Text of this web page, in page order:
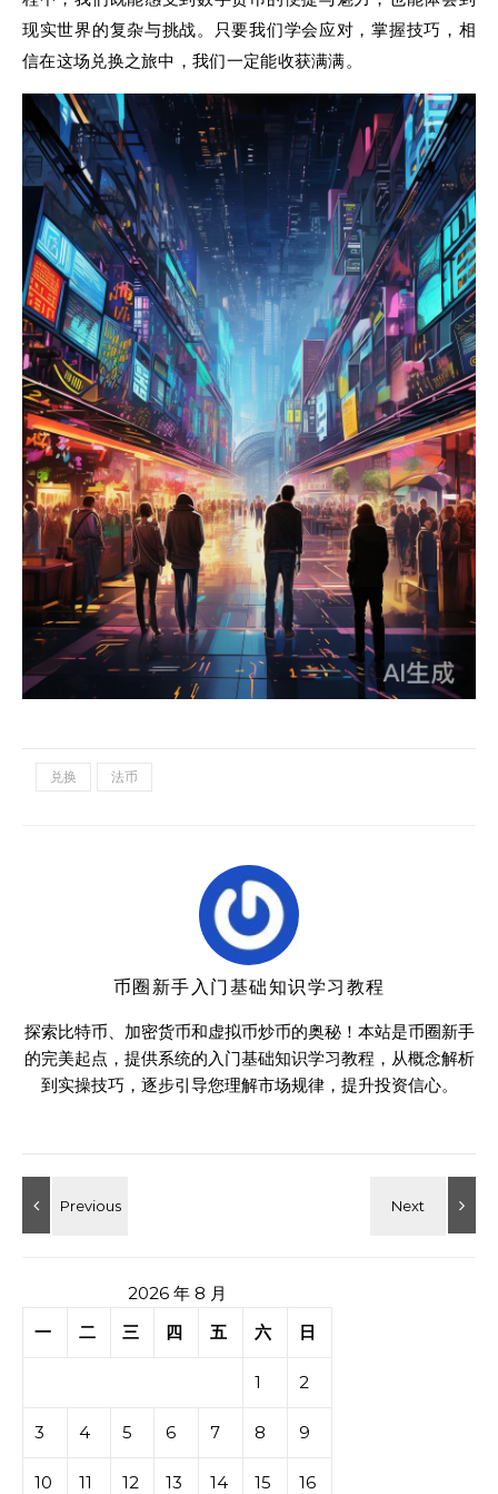
现实世界的复杂与挑战。只要我们学会应对，掌握技巧，相
信在这场兑换之旅中，我们一定能收获满满。
兑换 法币
币圈新手入门基础知识学习教程
探索比特币、加密货币和虚拟币炒币的奥秘！本站是币圈新手
的完美起点，提供系统的入门基础知识学习教程，从概念解析
到实操技巧，逐步引导您理解市场规律，提升投资信心。
2026 年 8 月
一
二 三 四 五 六 日
1 2
3 4 5 6 7 8 9
10 11 12 13 14 15 16